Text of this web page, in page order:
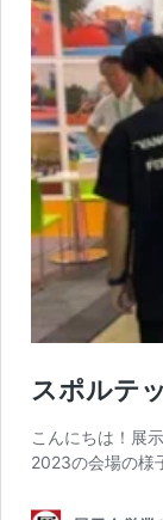
スポルテ
こんにちは！展
2023の会場の様